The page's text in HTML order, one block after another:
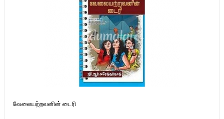
வேலையற்றவனின் டைரி